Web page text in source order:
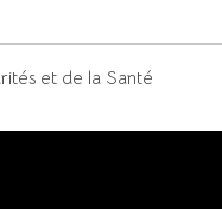
et de la Santé